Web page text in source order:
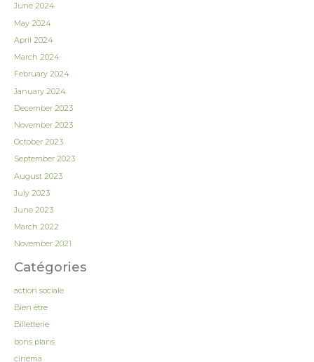
June 2024
May 2024
April 2024
March 2024
February 2024
January 2024
December 2023
November 2023
October 2023
September 2023
August 2023
July 2023
June 2023
March 2022
November 2021
Catégories
action sociale
Bien être
Billetterie
bons plans
cinéma